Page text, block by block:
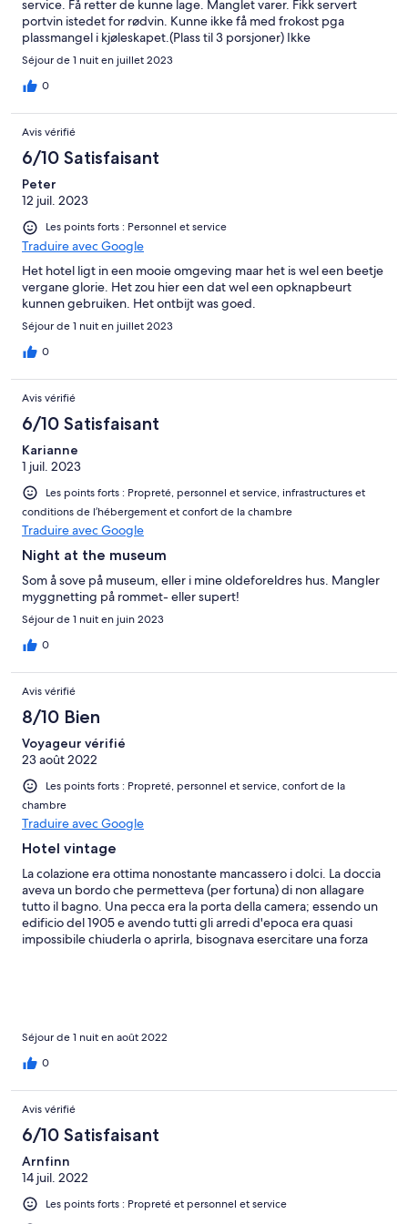
service. Få retter de kunne lage. Manglet varer. Fikk servert
portvin istedet for rødvin. Kunne ikke få med frokost pga
plassmangel i kjøleskapet.(Plass til 3 porsjoner) Ikke
norskspråklige.
Séjour de 1 nuit en juillet 2023
0
Avis vérifié
6/10 Satisfaisant
Peter
12 juil. 2023
Les points forts : Personnel et service
Traduire avec Google
Het hotel ligt in een mooie omgeving maar het is wel een beetje
vergane glorie. Het zou hier een dat wel een opknapbeurt
kunnen gebruiken. Het ontbijt was goed.
Séjour de 1 nuit en juillet 2023
0
Avis vérifié
6/10 Satisfaisant
Karianne
1 juil. 2023
Les points forts : Propreté, personnel et service, infrastructures et
conditions de l’hébergement et confort de la chambre
Traduire avec Google
Night at the museum
Som å sove på museum, eller i mine oldeforeldres hus. Mangler
myggnetting på rommet- eller supert!
Séjour de 1 nuit en juin 2023
0
Avis vérifié
8/10 Bien
Voyageur vérifié
23 août 2022
Les points forts : Propreté, personnel et service, confort de la
chambre
Traduire avec Google
Hotel vintage
La colazione era ottima nonostante mancassero i dolci. La doccia
aveva un bordo che permetteva (per fortuna) di non allagare
tutto il bagno. Una pecca era la porta della camera; essendo un
edificio del 1905 e avendo tutti gli arredi d'epoca era quasi
impossibile chiuderla o aprirla, bisognava esercitare una forza
Séjour de 1 nuit en août 2022
0
Avis vérifié
6/10 Satisfaisant
Arnfinn
14 juil. 2022
Les points forts : Propreté et personnel et service